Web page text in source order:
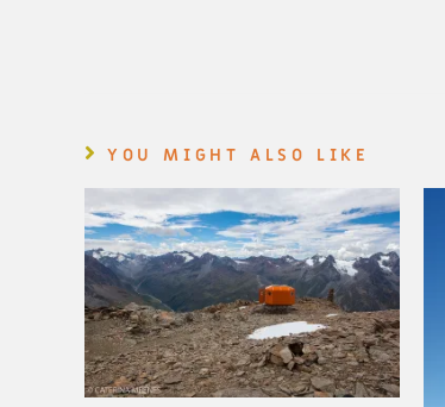
YOU MIGHT ALSO LIKE